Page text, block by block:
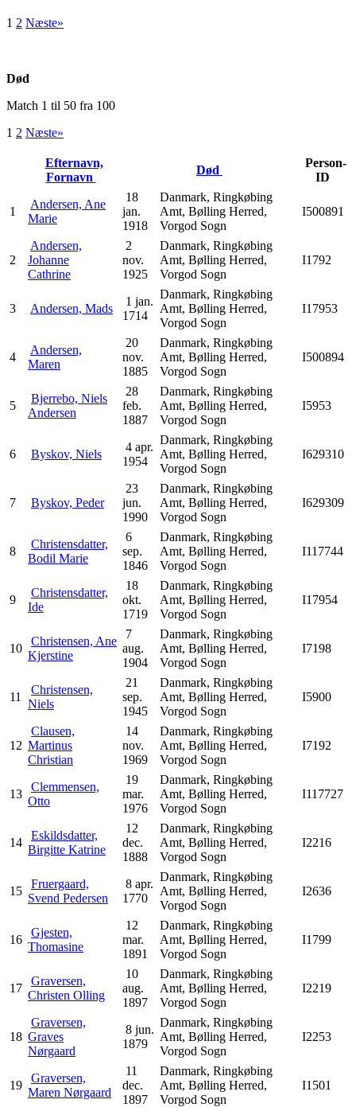
1 2 Næste»
Død
Match 1 til 50 fra 100
1 2 Næste»
Efternavn,
Fornavn
Død
Person-
ID
1
Andersen, Ane
Marie
18
jan.
1918
Danmark, Ringkøbing
Amt, Bølling Herred,
Vorgod Sogn
I500891
2
Andersen,
Johanne
Cathrine
2
nov.
1925
Danmark, Ringkøbing
Amt, Bølling Herred,
Vorgod Sogn
I1792
3 Andersen, Mads
1 jan.
1714
Danmark, Ringkøbing
Amt, Bølling Herred,
Vorgod Sogn
I17953
4
Andersen,
Maren
20
nov.
1885
Danmark, Ringkøbing
Amt, Bølling Herred,
Vorgod Sogn
I500894
5
Bjerrebo, Niels
Andersen
28
feb.
1887
Danmark, Ringkøbing
Amt, Bølling Herred,
Vorgod Sogn
I5953
6 Byskov, Niels
4 apr.
1954
Danmark, Ringkøbing
Amt, Bølling Herred,
Vorgod Sogn
I629310
7 Byskov, Peder
23
jun.
1990
Danmark, Ringkøbing
Amt, Bølling Herred,
Vorgod Sogn
I629309
8
Christensdatter,
Bodil Marie
6
sep.
1846
Danmark, Ringkøbing
Amt, Bølling Herred,
Vorgod Sogn
I117744
9
Christensdatter,
Ide
18
okt.
1719
Danmark, Ringkøbing
Amt, Bølling Herred,
Vorgod Sogn
I17954
10
Christensen, Ane
Kjerstine
7
aug.
1904
Danmark, Ringkøbing
Amt, Bølling Herred,
Vorgod Sogn
I7198
11
Christensen,
Niels
21
sep.
1945
Danmark, Ringkøbing
Amt, Bølling Herred,
Vorgod Sogn
I5900
12
Clausen,
Martinus
Christian
14
nov.
1969
Danmark, Ringkøbing
Amt, Bølling Herred,
Vorgod Sogn
I7192
13
Clemmensen,
Otto
19
mar.
1976
Danmark, Ringkøbing
Amt, Bølling Herred,
Vorgod Sogn
I117727
14
Eskildsdatter,
Birgitte Katrine
12
dec.
1888
Danmark, Ringkøbing
Amt, Bølling Herred,
Vorgod Sogn
I2216
15
Fruergaard,
Svend Pedersen
8 apr.
1770
Danmark, Ringkøbing
Amt, Bølling Herred,
Vorgod Sogn
I2636
16
Gjesten,
Thomasine
12
mar.
1891
Danmark, Ringkøbing
Amt, Bølling Herred,
Vorgod Sogn
I1799
17
Graversen,
Christen Olling
10
aug.
1897
Danmark, Ringkøbing
Amt, Bølling Herred,
Vorgod Sogn
I2219
18
Graversen,
Graves
Nørgaard
8 jun.
1879
Danmark, Ringkøbing
Amt, Bølling Herred,
Vorgod Sogn
I2253
19
Graversen,
Maren Nørgaard
11
dec.
1897
Danmark, Ringkøbing
Amt, Bølling Herred,
Vorgod Sogn
I1501